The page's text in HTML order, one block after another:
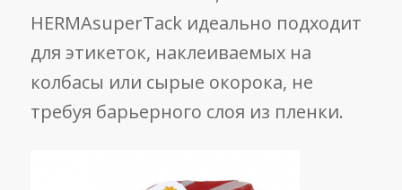
HERMAsuperTack идеально подходит
для этикеток, наклеиваемых на
колбасы или сырые окорока, не
требуя барьерного слоя из пленки.